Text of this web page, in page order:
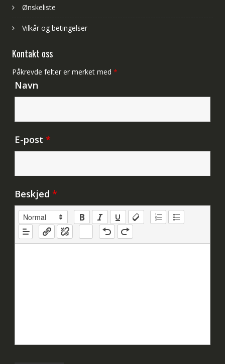
Ønskeliste
Vilkår og betingelser
Kontakt oss
Påkrevde felter er merket med *
Navn
E-post *
Beskjed *